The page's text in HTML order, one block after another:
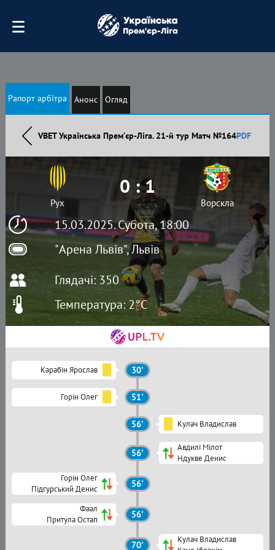
Рапорт арбітра Анонс Огляд
VBET Українська Премʼєр-Ліга. 21-й тур Матч №164PDF
15.03.2025. Субота, 18:00
"Арена Львів", Львів
Рух
0 : 1
Ворскла
Глядачі: 350
Температура: 2°C
Карабін Ярослав 30'
Горін Олег 51'
56' Кулач Владислав
56'
Авдилі Мілот
Ндукве Денис
Горін Олег
Підгурський Денис
56'
Фаал
Притула Остап
56'
70'
Кулач Владислав